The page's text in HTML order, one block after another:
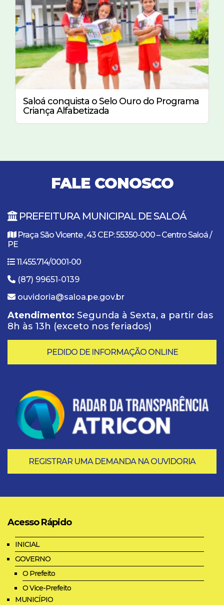
Saloá conquista o Selo Ouro do Programa
Criança Alfabetizada
FALE CONOSCO
PREFEITURA MUNICIPAL DE SALOÁ
Praça São Vicente , 43 CEP: 55350-000 – Centro Saloá /
PE
11.455.714/0001-00
(87) 99651-0139
ouvidoria@saloa.pe.gov.br
Atendimento: Segunda à Sexta, a partir das
8h às 13h (exceto nos feriados)
PEDIDO DE INFORMAÇÃO ONLINE
REGISTRAR UMA DEMANDA NA OUVIDORIA
Acesso Rápido
INICIAL
GOVERNO
O Prefeito
O Vice-Prefeito
MUNICÍPIO